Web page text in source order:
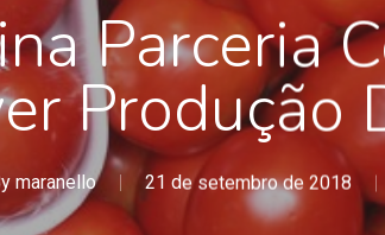
Parceria
Produção
maranello 21 de setembro de 2018